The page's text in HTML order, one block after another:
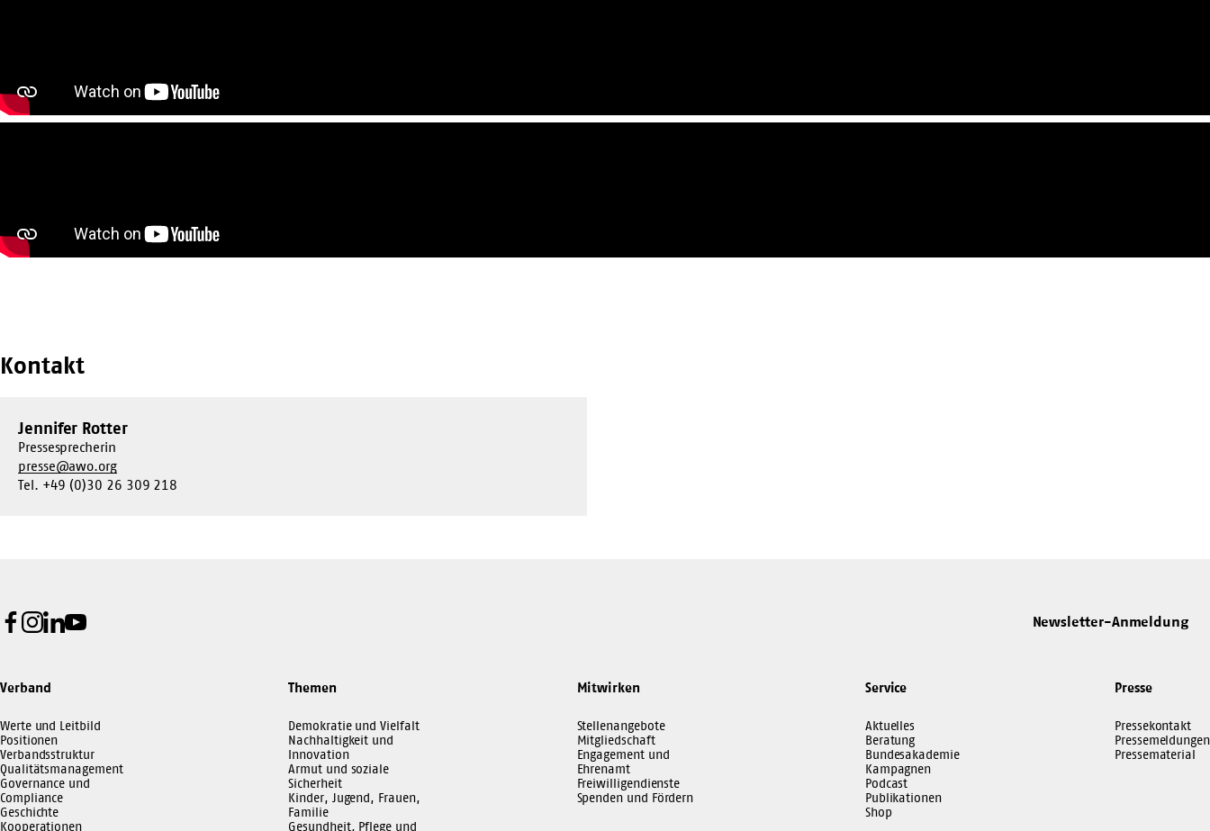
Kontakt
Jennifer Rotter
Pressesprecherin
presse@awo.org
Tel. +49 (0)30 26 309 218
Facebook
Instagram
LinkedIn
Youtube Newsletter-Anmeldung
Verband
Werte und Leitbild
Positionen
Verbandsstruktur
Qualitätsmanagement
Governance und
Compliance
Geschichte
Kooperationen
Themen
Demokratie und Vielfalt
Nachhaltigkeit und
Innovation
Armut und soziale
Sicherheit
Kinder, Jugend, Frauen,
Familie
Gesundheit, Pflege und
Mitwirken
Stellenangebote
Mitgliedschaft
Engagement und
Ehrenamt
Freiwilligendienste
Spenden und Fördern
Service
Aktuelles
Beratung
Bundesakademie
Kampagnen
Podcast
Publikationen
Shop
Presse
Pressekontakt
Pressemeldungen
Pressematerial